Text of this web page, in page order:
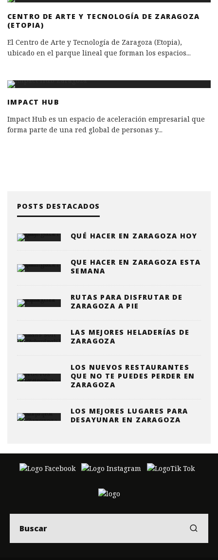
CENTRO DE ARTE Y TECNOLOGÍA DE ZARAGOZA
(ETOPIA)
El Centro de Arte y Tecnología de Zaragoza (Etopia),
ubicado en el parque lineal que forman los espacios...
IMPACT HUB
Impact Hub es un espacio de aceleración empresarial que
forma parte de una red global de personas y...
POSTS DESTACADOS
QUÉ HACER EN ZARAGOZA HOY
QUE HACER EN ZARAGOZA ESTA
SEMANA
RUTAS PARA DISFRUTAR DE
ZARAGOZA A PIE
LAS MEJORES HELADERÍAS DE
ZARAGOZA
LOS NUEVOS RESTAURANTES
QUE NO TE PUEDES PERDER EN
ZARAGOZA
LOS MEJORES LUGARES PARA
DESAYUNAR EN ZARAGOZA